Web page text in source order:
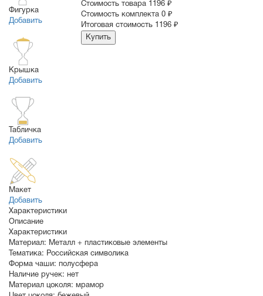
Фигурка
Добавить
Крышка
Добавить
Табличка
Добавить
Макет
Добавить
Cтоимость товара
1196 ₽
Стоимость комплекта 0 ₽
Итоговая стоимость
1196 ₽
Купить
Характеристики
Описание
Характеристики
Материал: Металл + пластиковые элементы
Тематика: Российская символика
Форма чаши: полусфера
Наличие ручек: нет
Материал цоколя: мрамор